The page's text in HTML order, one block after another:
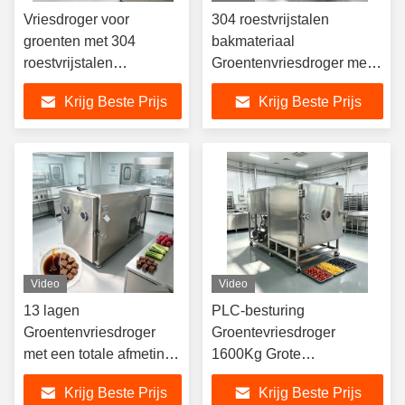
Vriesdroger voor
groenten met 304
roestvrijstalen
bakmateriaal en
batchcapaciteit van 100
kg voor commerciële
doeleinden
Krijg Beste Prijs
304 roestvrijstalen
bakmateriaal
Groentenvriesdroger met
bakmaat 1280 600 30 mm
en 13 lagen Aanpasbare
opties
Krijg Beste Prijs
Video
13 lagen
Groentenvriesdroger
met een totale afmeting
van 3800 1700 2000
mm, ontworpen om de
Krijg Beste Prijs
Video
PLC-besturing
Groentevriesdroger
1600Kg Grote
capaciteitsmachine Ideaal
voor commerciële
Krijg Beste Prijs